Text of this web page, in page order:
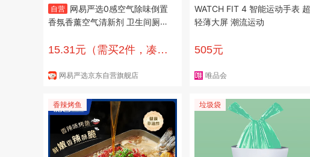
自营 网易严选0感空气除味倒置
香氛香薰空气清新剂 卫生间厕所
15.31元（需买2件，凑单
网易严选京东自营旗舰店
WATCH FIT 4 智能运动手表 超
轻薄大屏 潮流运动
505元
唯品会
香辣烤鱼 垃圾袋